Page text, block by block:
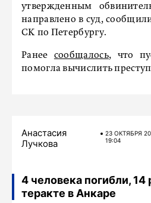
утвержденным
направлено в суд,
СК по Петербургу.
Ранее сообщалось, что
помогла вычислить
Анастасия
Лучкова
23 ОКТЯБРЯ
19:04
4 человека погибли, 14
теракте в Анкаре